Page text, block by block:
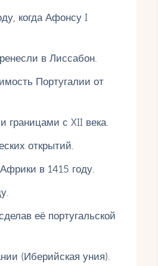
когда Афонсу I
в Лиссабон.
Португалии от
границами с XII века.
открытий.
в 1415 году.
её португальской
(Иберийская уния).